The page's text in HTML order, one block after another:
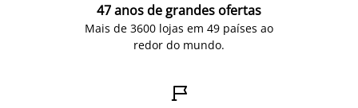
47 anos de grandes ofertas
Mais de 3600 lojas em 49 países ao
redor do mundo.
